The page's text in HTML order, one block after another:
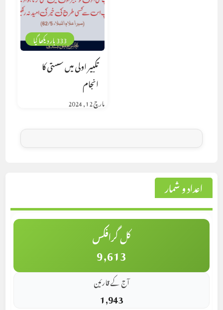
333 بار دیکھا گیا
تکبیر اولی میں سستی کا
انجام
مارچ 12, 2024
اعداد و شمار
کل گرافکس
9,613
آج کے قارئین
1,943